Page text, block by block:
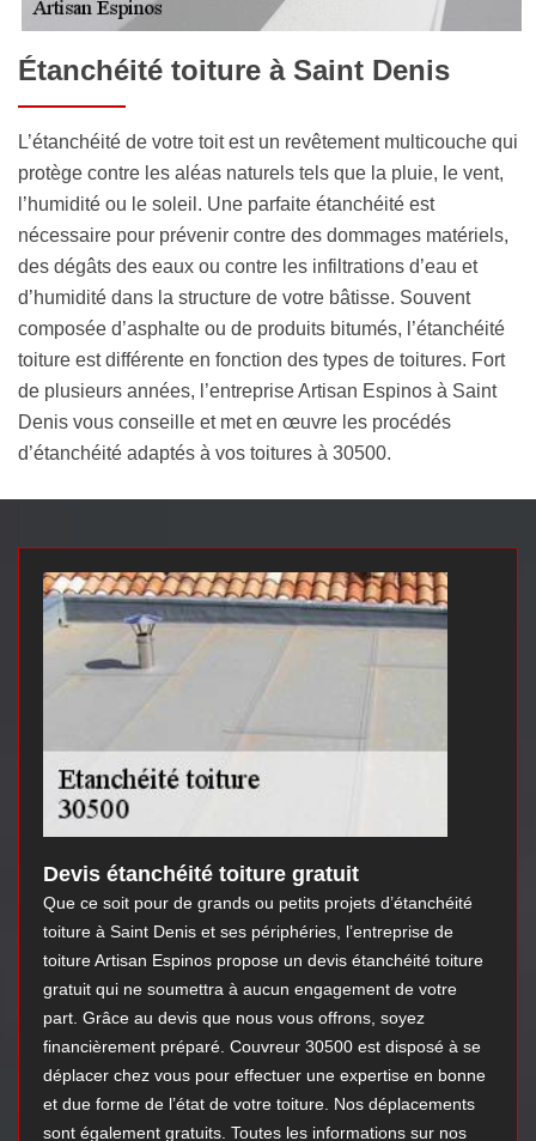
Étanchéité toiture à Saint Denis
L’étanchéité de votre toit est un revêtement multicouche qui
protège contre les aléas naturels tels que la pluie, le vent,
l’humidité ou le soleil. Une parfaite étanchéité est
nécessaire pour prévenir contre des dommages matériels,
des dégâts des eaux ou contre les infiltrations d’eau et
d’humidité dans la structure de votre bâtisse. Souvent
composée d’asphalte ou de produits bitumés, l’étanchéité
toiture est différente en fonction des types de toitures. Fort
de plusieurs années, l’entreprise Artisan Espinos à Saint
Denis vous conseille et met en œuvre les procédés
d’étanchéité adaptés à vos toitures à 30500.
Devis étanchéité toiture gratuit
Que ce soit pour de grands ou petits projets d’étanchéité
toiture à Saint Denis et ses périphéries, l’entreprise de
toiture Artisan Espinos propose un devis étanchéité toiture
gratuit qui ne soumettra à aucun engagement de votre
part. Grâce au devis que nous vous offrons, soyez
financièrement préparé. Couvreur 30500 est disposé à se
déplacer chez vous pour effectuer une expertise en bonne
et due forme de l’état de votre toiture. Nos déplacements
sont également gratuits. Toutes les informations sur nos